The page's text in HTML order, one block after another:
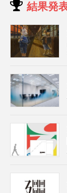
結果発